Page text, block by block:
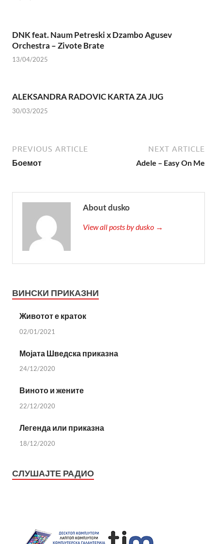
DNK feat. Naum Petreski х Dzambo Agusev
Orchestra – Zivote Brate
13/04/2025
ALEKSANDRA RADOVIC KARTA ZA JUG
30/03/2025
PREVIOUS ARTICLE
Боемот
NEXT ARTICLE
Adele – Easy On Me
About dusko
View all posts by dusko →
ВИНСКИ ПРИКАЗНИ
Животот е краток
02/01/2021
Мојата Шведска приказна
24/12/2020
Виното и жените
22/12/2020
Легенда или приказна
18/12/2020
СЛУШАЈТЕ РАДИО